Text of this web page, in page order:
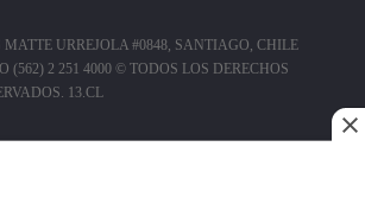
MATTE URREJOLA #0848, SANTIAGO, CHILE
(562) 2 251 4000 © TODOS LOS DERECHOS
13.CL